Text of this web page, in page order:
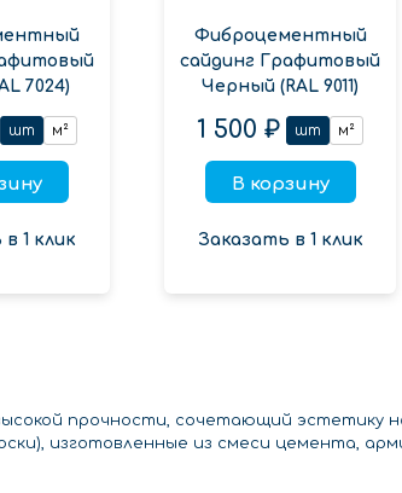
7024)
шт м²
1 клик
Фиброцементный
сайдинг Графитовый
Черный (RAL 9011)
1 500 ₽ шт м²
В корзину
Заказать в 1 клик
прочности, сочетающий эстетику
изготовленные из смеси цемента,